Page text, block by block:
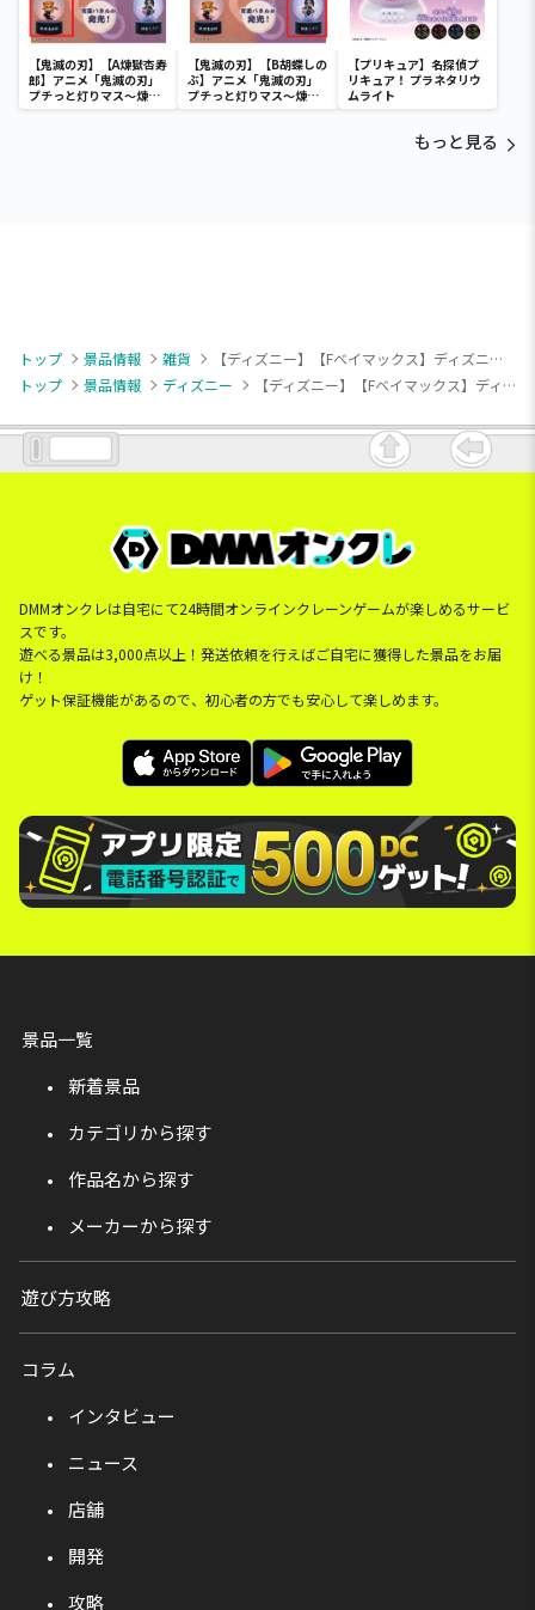
【鬼滅の刃】【A煉獄杏寿
郎】アニメ「鬼滅の刃」
プチっと灯りマス～煉獄
杏寿郎・胡蝶しのぶ～
【鬼滅の刃】【B胡蝶しの
ぶ】アニメ「鬼滅の刃」
プチっと灯りマス～煉獄
杏寿郎・胡蝶しのぶ～
【プリキュア】名探偵プ
リキュア！ プラネタリウ
ムライト
もっと見る
トップ 景品情報 雑貨
【ディズニー】【Fベイマックス】ディズニー＆ピクサーキャラクター ミルキーボアフェイスがま口ポーチ
トップ
景品情報 ディズニー 【ディズニー】【Fベイマックス】ディズニー＆ピクサーキャラクター ミルキーボアフェイスがま口ポーチ
DMMオンクレは自宅にて24時間オンラインクレーンゲームが楽しめるサービ
スです。
遊べる景品は3,000点以上！発送依頼を行えばご自宅に獲得した景品をお届
け！
ゲット保証機能があるので、初心者の方でも安心して楽しめます。
景品一覧
新着景品
カテゴリから探す
作品名から探す
メーカーから探す
遊び方攻略
コラム
インタビュー
ニュース
店舗
開発
攻略